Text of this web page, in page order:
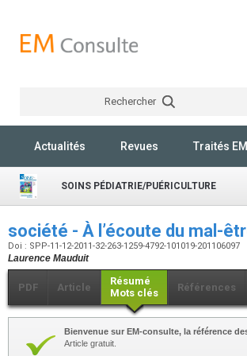
Rechercher
Actualités Revues Traités
SOINS PÉDIATRIE/PUÉRICULTURE
société - À l’écoute du mal-
Doi : SPP-11-12-2011-32-263-1259-4792-101019-201106097
Laurence Mauduit
PDF Article
Résumé
Mots clés
Références
Bienvenue sur EM-consulte, la référence
Article gratuit.